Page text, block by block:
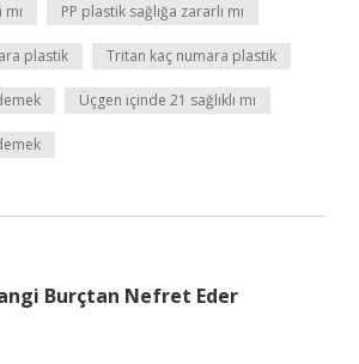
PP plastik sağlığa zararlı mı
plastik Tritan kaç numara plastik
Üçgen içinde 21 sağlıklı mı
Burçtan Nefret Eder